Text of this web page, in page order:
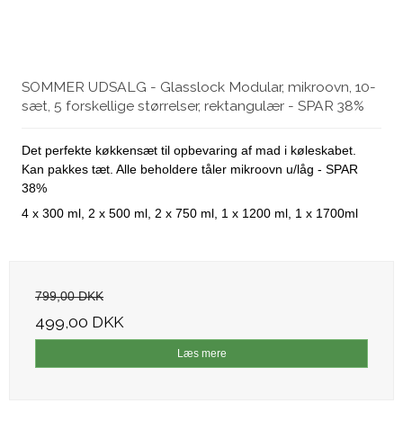
SOMMER UDSALG - Glasslock Modular, mikroovn, 10-
sæt, 5 forskellige størrelser, rektangulær - SPAR 38%
Det perfekte køkkensæt til opbevaring af mad i køleskabet.
Kan pakkes tæt. Alle beholdere tåler mikroovn u/låg - SPAR
38%
4 x 300 ml, 2 x 500 ml, 2 x 750 ml, 1 x 1200 ml, 1 x 1700ml
799,00 DKK
499,00 DKK
Læs mere